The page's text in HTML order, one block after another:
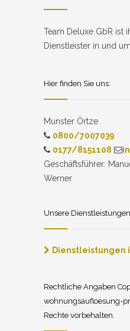
Team Deluxe GbR ist
Dienstleister in und
Hier finden Sie uns:
Munster Örtze
0800/7007039
0177/8151108
Geschäftsführer:
Werner
Unsere Dienstleistungen
Dienstleistungen
Rechtliche Angaben
wohnungsaufloesung-
Rechte vorbehalten.